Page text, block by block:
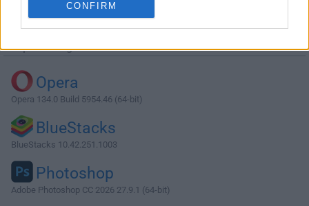
CONFIRM
¿Por qué se publica esta aplicación en Filehorse? (
información)
Top Descargas
Opera
Opera 134.0 Build 5954.46 (64-bit)
BlueStacks
BlueStacks 10.42.251.1003
Photoshop
Adobe Photoshop CC 2026 27.9.1 (64-bit)